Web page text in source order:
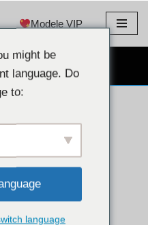
Modele VIP
GRATUIT
might be
language. Do
to:
language